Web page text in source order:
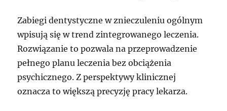
Zabiegi dentystyczne w znieczuleniu ogólnym
wpisują się w trend zintegrowanego leczenia.
Rozwiązanie to pozwala na przeprowadzenie
pełnego planu leczenia bez obciążenia
psychicznego. Z perspektywy klinicznej
oznacza to większą precyzję pracy lekarza.